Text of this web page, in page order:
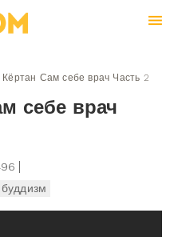
Кёртан Сам себе врач Часть 2
себе врач
буддизм